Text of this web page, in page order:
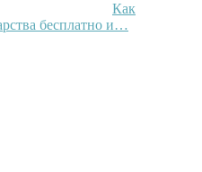
Как
бесплатно и…